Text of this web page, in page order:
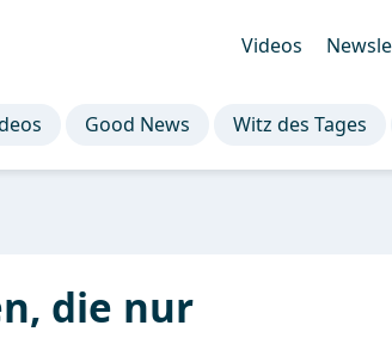
Videos
Good News Witz des Tages
die nur